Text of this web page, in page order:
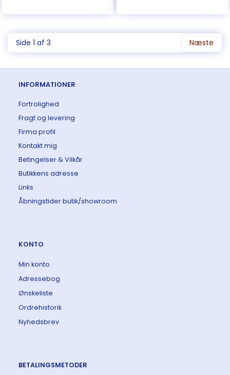
Side 1 af 3 Næste
INFORMATIONER
Fortrolighed
Fragt og levering
Firma profil
Kontakt mig
Betingelser & Vilkår
Butikkens adresse
Links
Åbningstider butik/showroom
KONTO
Min konto
Adressebog
Ønskeliste
Ordrehistorik
Nyhedsbrev
BETALINGSMETODER